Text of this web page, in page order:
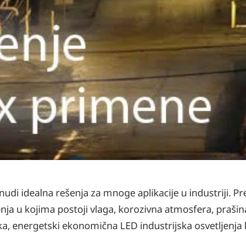
idealna rešenja za mnoge aplikacije u industriji.
u kojima postoji vlaga, korozivna atmosfera,
energetski ekonomična LED industrijska osvetljenja